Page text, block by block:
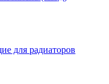
для радиаторов